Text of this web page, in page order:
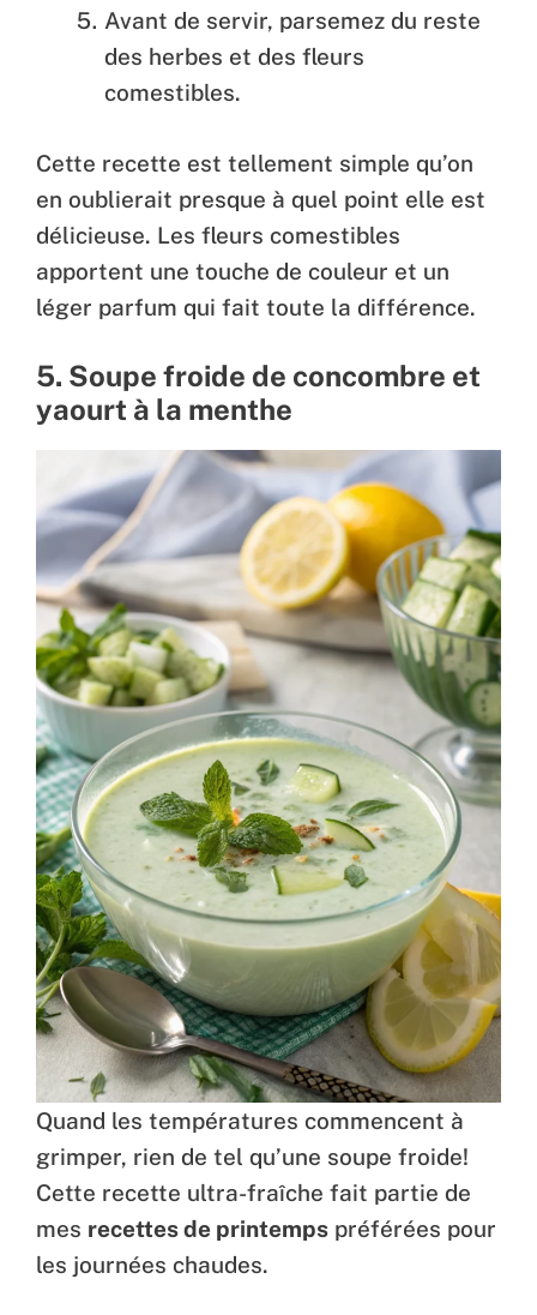
Avant de servir, parsemez du reste
des herbes et des fleurs
comestibles.
Cette recette est tellement simple qu’on
en oublierait presque à quel point elle est
délicieuse. Les fleurs comestibles
apportent une touche de couleur et un
léger parfum qui fait toute la différence.
5. Soupe froide de concombre et
yaourt à la menthe
Quand les températures commencent à
grimper, rien de tel qu’une soupe froide!
Cette recette ultra-fraîche fait partie de
mes recettes de printemps préférées pour
les journées chaudes.